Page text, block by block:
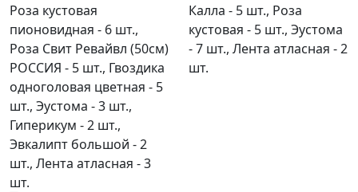
Роза кустовая
пионовидная - 6 шт.,
Роза Свит Ревайвл (50см)
РОССИЯ - 5 шт., Гвоздика
одноголовая цветная - 5
шт., Эустома - 3 шт.,
Гиперикум - 2 шт.,
Эвкалипт большой - 2
шт., Лента атласная - 3
шт.
Калла - 5 шт., Роза
кустовая - 5 шт., Эустома
- 7 шт., Лента атласная - 2
шт.